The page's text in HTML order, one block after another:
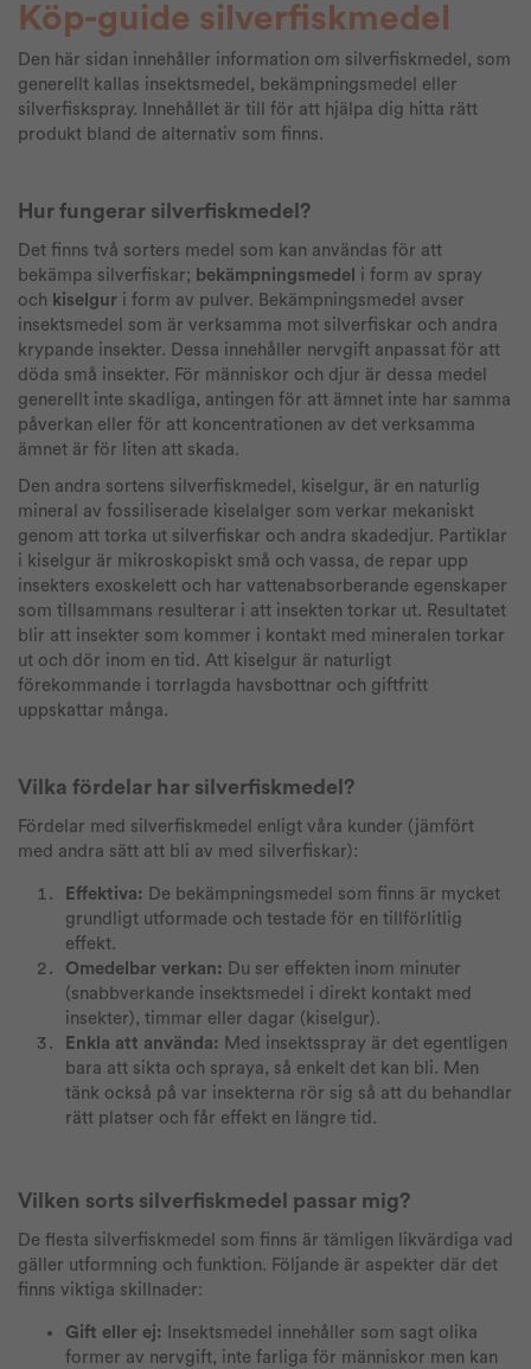
Köp-guide silverfiskmedel
Den här sidan innehåller information om silverfiskmedel, som
generellt kallas insektsmedel, bekämpningsmedel eller
silverfiskspray. Innehållet är till för att hjälpa dig hitta rätt
produkt bland de alternativ som finns.
Hur fungerar silverfiskmedel?
Det finns två sorters medel som kan användas för att
bekämpa silverfiskar; bekämpningsmedel i form av spray
och kiselgur i form av pulver. Bekämpningsmedel avser
insektsmedel som är verksamma mot silverfiskar och andra
krypande insekter. Dessa innehåller nervgift anpassat för att
döda små insekter. För människor och djur är dessa medel
generellt inte skadliga, antingen för att ämnet inte har samma
påverkan eller för att koncentrationen av det verksamma
ämnet är för liten att skada.
Den andra sortens silverfiskmedel, kiselgur, är en naturlig
mineral av fossiliserade kiselalger som verkar mekaniskt
genom att torka ut silverfiskar och andra skadedjur. Partiklar
i kiselgur är mikroskopiskt små och vassa, de repar upp
insekters exoskelett och har vattenabsorberande egenskaper
som tillsammans resulterar i att insekten torkar ut. Resultatet
blir att insekter som kommer i kontakt med mineralen torkar
ut och dör inom en tid. Att kiselgur är naturligt
förekommande i torrlagda havsbottnar och giftfritt
uppskattar många.
Vilka fördelar har silverfiskmedel?
Fördelar med silverfiskmedel enligt våra kunder (jämfört
med andra sätt att bli av med silverfiskar):
Effektiva: De bekämpningsmedel som finns är mycket
grundligt utformade och testade för en tillförlitlig
effekt.
Omedelbar verkan: Du ser effekten inom minuter
(snabbverkande insektsmedel i direkt kontakt med
insekter), timmar eller dagar (kiselgur).
Enkla att använda: Med insektsspray är det egentligen
bara att sikta och spraya, så enkelt det kan bli. Men
tänk också på var insekterna rör sig så att du behandlar
rätt platser och får effekt en längre tid.
Vilken sorts silverfiskmedel passar mig?
De flesta silverfiskmedel som finns är tämligen likvärdiga vad
gäller utformning och funktion. Följande är aspekter där det
finns viktiga skillnader:
Gift eller ej: Insektsmedel innehåller som sagt olika
former av nervgift, inte farliga för människor men kan